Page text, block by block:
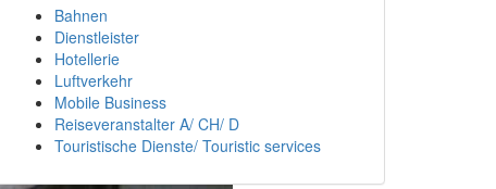
Bahnen
Dienstleister
Hotellerie
Luftverkehr
Mobile Business
Reiseveranstalter A/ CH/ D
Touristische Dienste/ Touristic services